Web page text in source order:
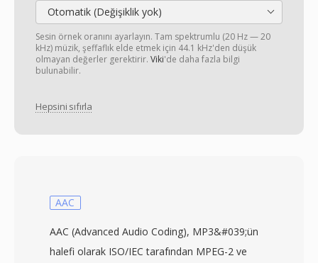
Otomatik (Değişiklik yok)
Sesin örnek oranını ayarlayın. Tam spektrumlu (20 Hz — 20
kHz) müzik, şeffaflık elde etmek için 44.1 kHz'den düşük
olmayan değerler gerektirir. Viki'de daha fazla bilgi
bulunabilir.
Hepsini sıfırla
AAC
AAC (Advanced Audio Coding), MP3&#039;ün
halefi olarak ISO/IEC tarafından MPEG-2 ve